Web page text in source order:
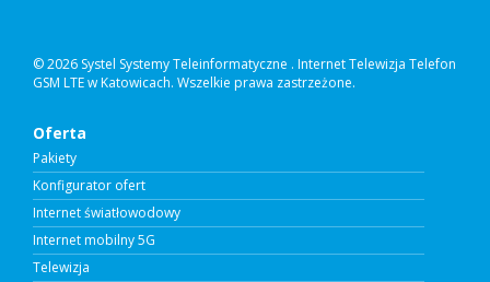
© 2026 Systel Systemy Teleinformatyczne . Internet Telewizja Telefon
GSM LTE w Katowicach. Wszelkie prawa zastrzeżone.
Oferta
Pakiety
Konfigurator ofert
Internet światłowodowy
Internet mobilny 5G
Telewizja